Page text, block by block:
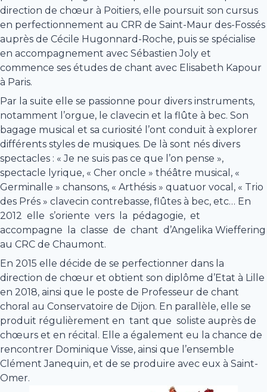
direction de chœur à Poitiers, elle poursuit son cursus
en perfectionnement au CRR de Saint-Maur des-Fossés
auprès de Cécile Hugonnard-Roche, puis se spécialise
en accompagnement avec Sébastien Joly et
commence ses études de chant avec Elisabeth Kapour
à Paris.
Par la suite elle se passionne pour divers instruments,
notamment l’orgue, le clavecin et la flûte à bec. Son
bagage musical et sa curiosité l’ont conduit à explorer
différents styles de musiques. De là sont nés divers
spectacles : « Je ne suis pas ce que l’on pense »,
spectacle lyrique, « Cher oncle » théâtre musical, «
Germinalle » chansons, « Arthésis » quatuor vocal, « Trio
des Prés » clavecin contrebasse, flûtes à bec, etc… En
2012 elle s’oriente vers la pédagogie, et
accompagne la classe de chant d’Angelika Wieffering
au CRC de Chaumont.
En 2015 elle décide de se perfectionner dans la
direction de chœur et obtient son diplôme d’Etat à Lille
en 2018, ainsi que le poste de Professeur de chant
choral au Conservatoire de Dijon. En parallèle, elle se
produit régulièrement en tant que soliste auprès de
chœurs et en récital. Elle a également eu la chance de
rencontrer Dominique Visse, ainsi que l’ensemble
Clément Janequin, et de se produire avec eux à Saint-
Omer.